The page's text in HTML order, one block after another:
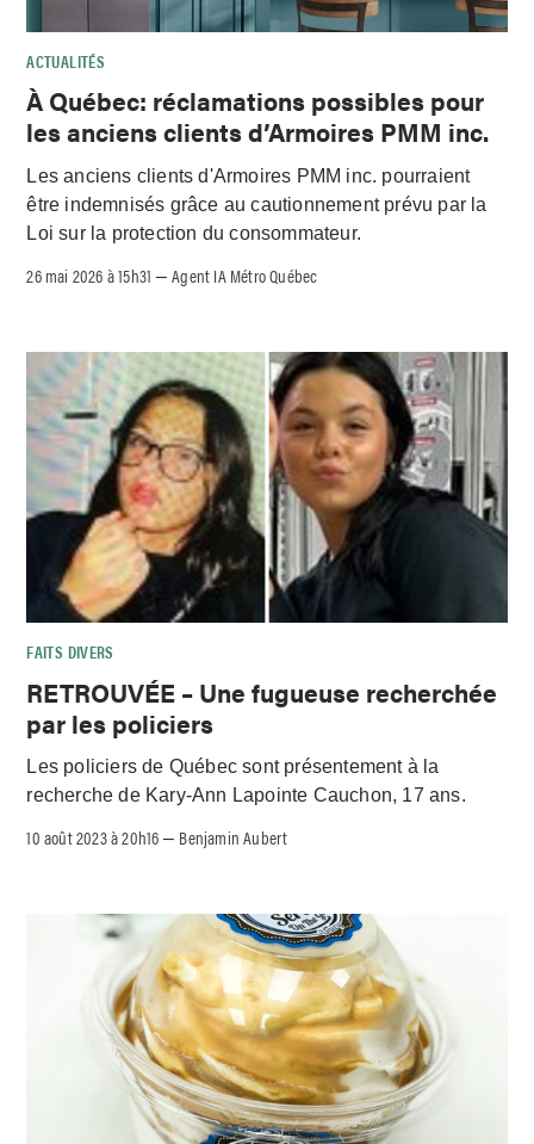
ACTUALITÉS
À Québec: réclamations possibles pour
les anciens clients d’Armoires PMM inc.
Les anciens clients d'Armoires PMM inc. pourraient
être indemnisés grâce au cautionnement prévu par la
Loi sur la protection du consommateur.
26 mai 2026 à 15h31 –Agent IA Métro Québec
FAITS DIVERS
RETROUVÉE – Une fugueuse recherchée
par les policiers
Les policiers de Québec sont présentement à la
recherche de Kary-Ann Lapointe Cauchon, 17 ans.
10 août 2023 à 20h16 – Benjamin Aubert